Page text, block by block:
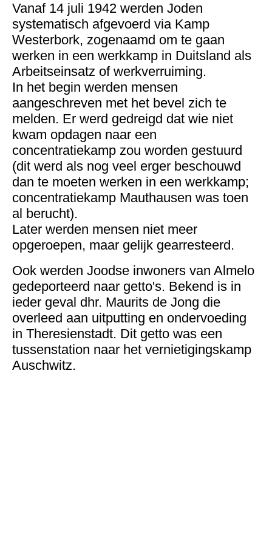
Vanaf 14 juli 1942 werden Joden
systematisch afgevoerd via Kamp
Westerbork, zogenaamd om te gaan
werken in een werkkamp in Duitsland als
Arbeitseinsatz of werkverruiming.
In het begin werden mensen
aangeschreven met het bevel zich te
melden. Er werd gedreigd dat wie niet
kwam opdagen naar een
concentratiekamp zou worden gestuurd
(dit werd als nog veel erger beschouwd
dan te moeten werken in een werkkamp;
concentratiekamp Mauthausen was toen
al berucht).
Later werden mensen niet meer
opgeroepen, maar gelijk gearresteerd.
Ook werden Joodse inwoners van Almelo
gedeporteerd naar getto's. Bekend is in
ieder geval dhr. Maurits de Jong die
overleed aan uitputting en ondervoeding
in Theresienstadt. Dit getto was een
tussenstation naar het vernietigingskamp
Auschwitz.